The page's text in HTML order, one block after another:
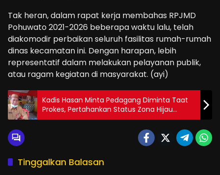
Tak heran, dalam rapat kerja membahas RPJMD
Pohuwato 2021-2026 beberapa waktu lalu, telah
diakomodir perbaikan seluruh fasilitas rumah-rumah
dinas kecamatan ini. Dengan harapan, lebih
representatif dalam melakukan pelayanan publik,
atau ragam kegiatan di masyarakat. (ayi)
Kadis Hasan Minta Pedagang Diminta Taat
Prokes, Pertahankan Status Zona Hijau
Kabupaten Boalemo
Tinggalkan Balasan